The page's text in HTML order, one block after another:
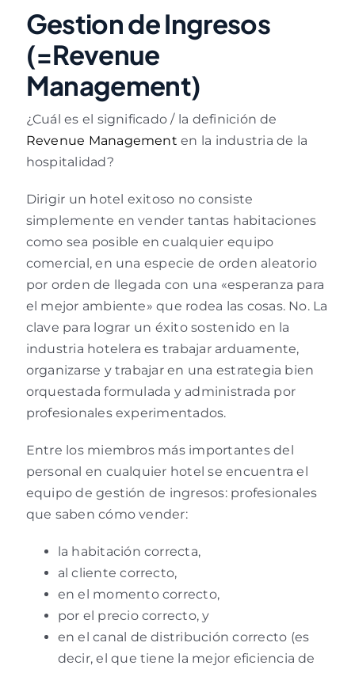
Gestion de Ingresos
(=Revenue
Management)
¿Cuál es el significado / la definición de
Revenue Management en la industria de la
hospitalidad?
Dirigir un hotel exitoso no consiste
simplemente en vender tantas habitaciones
como sea posible en cualquier equipo
comercial, en una especie de orden aleatorio
por orden de llegada con una «esperanza para
el mejor ambiente» que rodea las cosas. No. La
clave para lograr un éxito sostenido en la
industria hotelera es trabajar arduamente,
organizarse y trabajar en una estrategia bien
orquestada formulada y administrada por
profesionales experimentados.
Entre los miembros más importantes del
personal en cualquier hotel se encuentra el
equipo de gestión de ingresos: profesionales
que saben cómo vender:
la habitación correcta,
al cliente correcto,
en el momento correcto,
por el precio correcto, y
en el canal de distribución correcto (es
decir, el que tiene la mejor eficiencia de